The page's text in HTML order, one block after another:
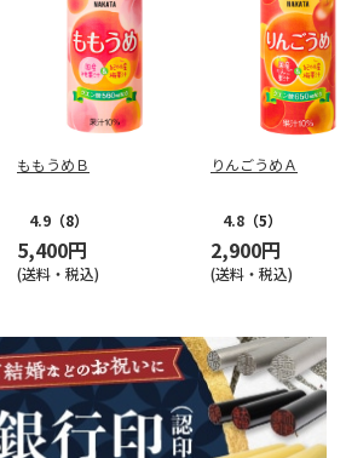
ももうめＢ
4.9 （8）
5,400円
(送料・税込)
りんごうめＡ
4.8 （5）
2,900円
(送料・税込)